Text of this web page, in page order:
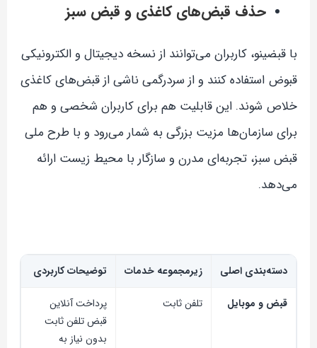
حذف قبض‌های کاغذی و قبض سبز
با قبضینو، کاربران می‌توانند از نسخه دیجیتال و الکترونیکی
قبوض استفاده کنند و از سردرگمی ناشی از قبض‌های کاغذی
خلاص شوند. این قابلیت هم برای کاربران شخصی و هم
برای سازمان‌ها مزیت بزرگی به شمار می‌رود و با طرح ملی
قبض سبز، تجربه‌ای مدرن و سازگار با محیط زیست ارائه
می‌دهد.
دسته‌بندی اصلی زیرمجموعه خدمات توضیحات کاربردی
قبض و موبایل تلفن ثابت
پرداخت آنلاین
قبض تلفن ثابت
بدون نیاز به